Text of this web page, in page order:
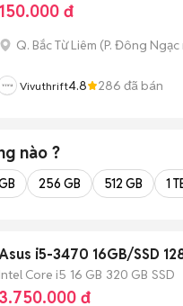
150.000 đ
Q. Bắc Từ Liêm (P. Đông Ngạc
Vivuthrift4.8 286 đã bán
nào ?
256 GB 512 GB 1
i5-3470 16GB/SSD
Intel Core i5 16 GB 320 GB SSD
3.750.000 đ